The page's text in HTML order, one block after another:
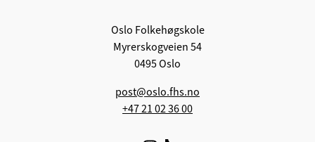
Oslo Folkehøgskole
Myrerskogveien 54
0495 Oslo
post@oslo.fhs.no
+47 21 02 36 00